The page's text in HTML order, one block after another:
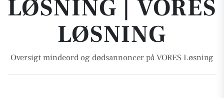
LØSNING | VORES
LØSNING
Oversigt mindeord og dødsannoncer på VORES Løsning